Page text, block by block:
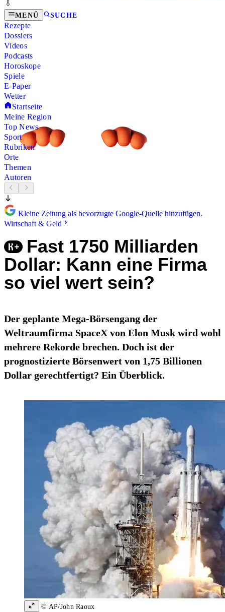
MENÜ SUCHE
Rezepte
Dossiers
Videos
Podcasts
Horoskope
Spiele
E-Paper
Wetter
Startseite
Meine Region
Top News
Sport
Rubriken
Orte
Themen
Autoren
Kleine Zeitung als bevorzugte Google-Quelle hinzufügen.
Wirtschaft & Geld
Fast 1750 Milliarden
Dollar: Kann eine Firma
so viel wert sein?
Der geplante Mega-Börsengang der
Weltraumfirma SpaceX von Elon Musk wird wohl
mehrere Rekorde brechen. Doch ist der
prognostizierte Börsenwert von 1,75 Billionen
Dollar gerechtfertigt? Ein Überblick.
© AP/John Raoux